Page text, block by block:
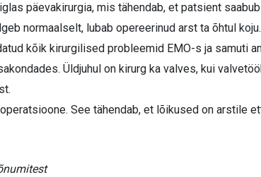
päevakirurgia, mis tähendab, et patsient
normaalselt, lubab opereerinud arst ta õhtul
kõik kirurgilised probleemid EMO-s ja samuti
Üldjuhul on kirurg ka valves, kui
See tähendab, et lõikused on arstile